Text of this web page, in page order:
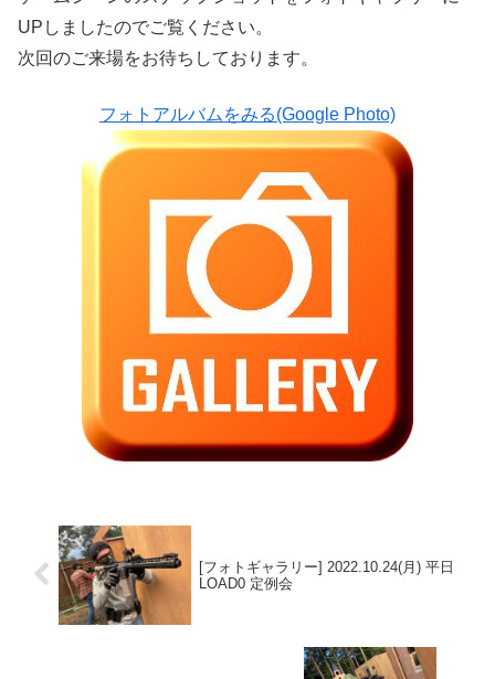
UPしましたのでご覧ください。
次回のご来場をお待ちしております。
フォトアルバムをみる(Google Photo)
[フォトギャラリー] 2022.10.24(月) 平日
LOAD0 定例会